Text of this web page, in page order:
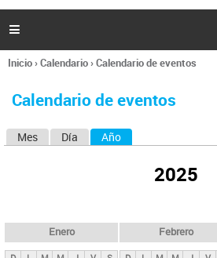
l
d

Se
usted
Inicio›Calendario›Calendario de eventos
Calendario de eventos
s
Mes Día Año
2025
Enero Febrero